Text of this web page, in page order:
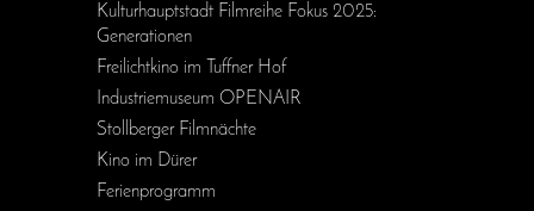
Kulturhauptstadt Filmreihe Fokus 2025:
Generationen
Freilichtkino im Tuffner Hof
Industriemuseum OPENAIR
Stollberger Filmnächte
Kino im Dürer
Ferienprogramm